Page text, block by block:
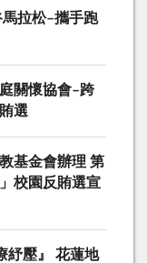
拉松–攜手跑
關懷協會–跨
選
基金會辦理 第
校園反賄選宣
紓壓』 花蓮地